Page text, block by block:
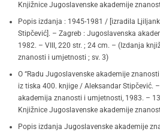
Knjižnice Jugoslavenske akademije
Popis izdanja : 1945-1981 / [izradila
Stipčević]. – Zagreb : Jugoslavenska
1982. – VIII, 220 str. ; 24 cm. – (Izdanja
znanosti i umjetnosti ; sv. 3)
O “Radu Jugoslavenske akademije
iz tiska 400. knjige / Aleksandar Stipčević.
akademija znanosti i umjetnosti, 1983. –
Knjižnice Jugoslavenske akademije
Popis izdanja Jugoslavenske akademije